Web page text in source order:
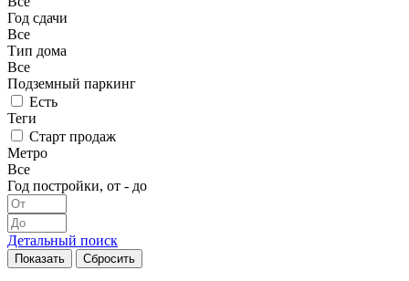
Год сдачи
Все
Тип дома
Все
Подземный паркинг
Есть
Теги
Старт продаж
Метро
Все
Год постройки, от - до
Детальный поиск